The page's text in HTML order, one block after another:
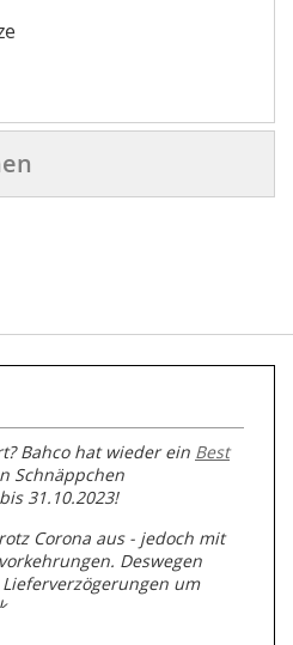
Bahco hat wieder ein Best
Schnäppchen
31.10.2023!
Corona aus - jedoch mit
Deswegen
um